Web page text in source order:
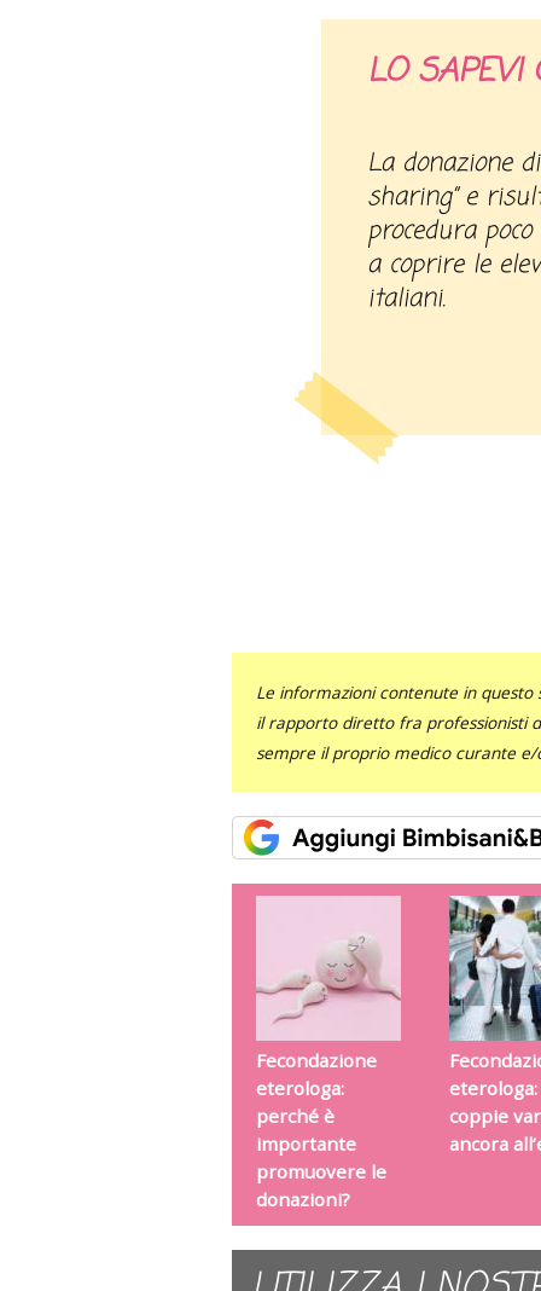
LO SAPEVI
La donazione
sharing” e
procedura
a coprire le
italiani.
Le informazioni contenute in
il rapporto diretto fra professionisti
sempre il proprio medico curante e/
Fecondazione
eterologa:
perché è
importante
promuovere le
donazioni?
coppie
ancora